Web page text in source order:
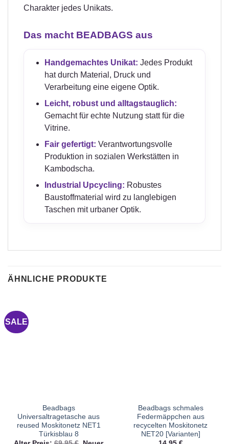
Charakter jedes Unikats.
Das macht BEADBAGS aus
Handgemachtes Unikat: Jedes Produkt
hat durch Material, Druck und
Verarbeitung eine eigene Optik.
Leicht, robust und alltagstauglich:
Gemacht für echte Nutzung statt für die
Vitrine.
Fair gefertigt: Verantwortungsvolle
Produktion in sozialen Werkstätten in
Kambodscha.
Industrial Upcycling: Robustes
Baustoffmaterial wird zu langlebigen
Taschen mit urbaner Optik.
ÄHNLICHE PRODUKTE
SALE
Beadbags
Universaltragetasche aus
reused Moskitonetz NET1
Türkisblau 8
Beadbags schmales
Federmäppchen aus
recycelten Moskitonetz
NET20 [Varianten]